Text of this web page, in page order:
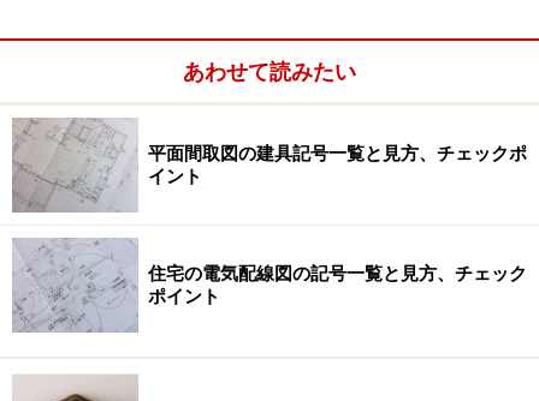
によって定められていますが、基本的には「寝室」と
「階段（寝室がある階の階段上部）」。ここでいう「寝
室」は、普段の就寝に使われる部屋のことで、子供室や
老人室なども、就寝に使われていれば「寝室」となりま
す。
たとえば、1階・2階建ての場合は、「寝室」と「階段」
に設置します。この場合の「階段」は、「寝室」のある
階の階段最上部が設置箇所です。1階など容易に避難で
あわせて読みたい
平面間取図の建具記号一覧と見方、チェックポ
イント
住宅の電気配線図の記号一覧と見方、チェック
ポイント